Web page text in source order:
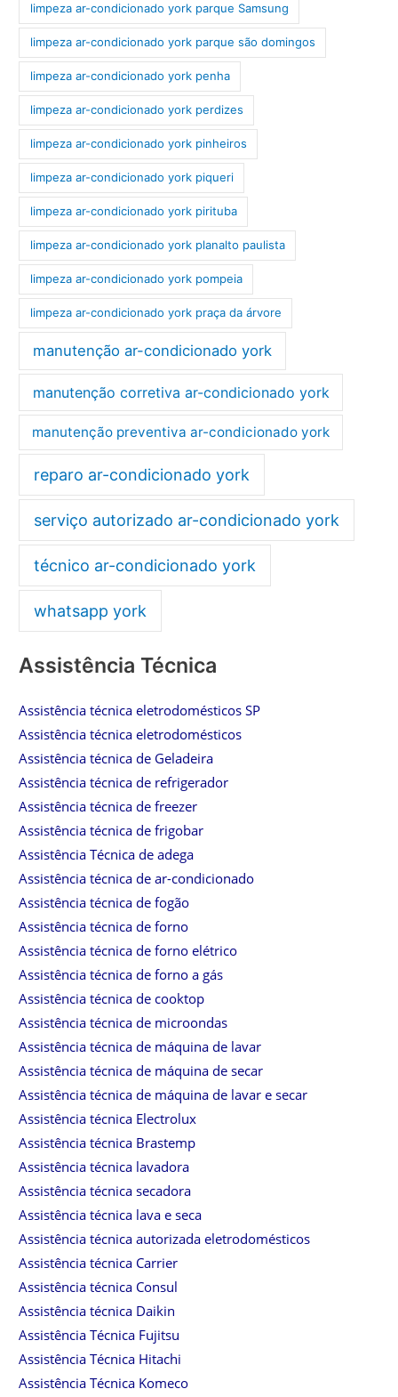
limpeza ar-condicionado york parque Samsung
limpeza ar-condicionado york parque são domingos
limpeza ar-condicionado york penha
limpeza ar-condicionado york perdizes
limpeza ar-condicionado york pinheiros
limpeza ar-condicionado york piqueri
limpeza ar-condicionado york pirituba
limpeza ar-condicionado york planalto paulista
limpeza ar-condicionado york pompeia
limpeza ar-condicionado york praça da árvore
manutenção ar-condicionado york
manutenção corretiva ar-condicionado york
manutenção preventiva ar-condicionado york
reparo ar-condicionado york
serviço autorizado ar-condicionado york
técnico ar-condicionado york
whatsapp york
Assistência Técnica
Assistência técnica eletrodomésticos SP
Assistência técnica eletrodomésticos
Assistência técnica de Geladeira
Assistência técnica de refrigerador
Assistência técnica de freezer
Assistência técnica de frigobar
Assistência Técnica de adega
Assistência técnica de ar-condicionado
Assistência técnica de fogão
Assistência técnica de forno
Assistência técnica de forno elétrico
Assistência técnica de forno a gás
Assistência técnica de cooktop
Assistência técnica de microondas
Assistência técnica de máquina de lavar
Assistência técnica de máquina de secar
Assistência técnica de máquina de lavar e secar
Assistência técnica Electrolux
Assistência técnica Brastemp
Assistência técnica lavadora
Assistência técnica secadora
Assistência técnica lava e seca
Assistência técnica autorizada eletrodomésticos
Assistência técnica Carrier
Assistência técnica Consul
Assistência técnica Daikin
Assistência Técnica Fujitsu
Assistência Técnica Hitachi
Assistência Técnica Komeco